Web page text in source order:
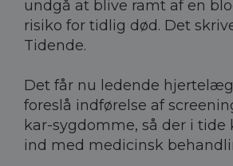
undgå at blive ramt af en
risiko for tidlig død. Det
Tidende.
Det får nu ledende
foreslå indførelse af
kar-sygdomme, så der i
ind med medicinsk